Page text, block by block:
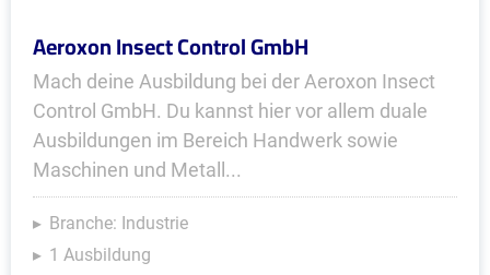
Aeroxon Insect Control GmbH
Mach deine Ausbildung bei der Aeroxon Insect
Control GmbH. Du kannst hier vor allem duale
Ausbildungen im Bereich Handwerk sowie
Maschinen und Metall...
Branche: Industrie
1 Ausbildung